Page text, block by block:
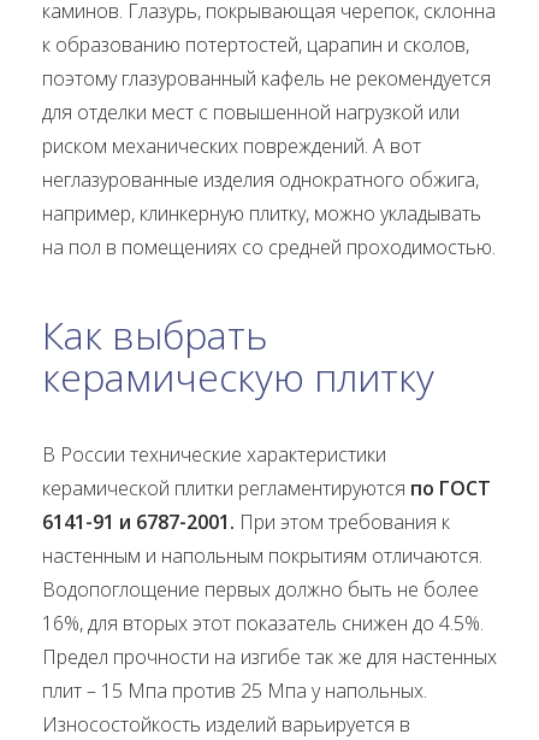
каминов. Глазурь, покрывающая черепок, склонна
к образованию потертостей, царапин и сколов,
поэтому глазурованный кафель не рекомендуется
для отделки мест с повышенной нагрузкой или
риском механических повреждений. А вот
неглазурованные изделия однократного обжига,
например, клинкерную плитку, можно укладывать
на пол в помещениях со средней проходимостью.
Как выбрать
керамическую плитку
В России технические характеристики
керамической плитки регламентируются по ГОСТ
6141-91 и 6787-2001. При этом требования к
настенным и напольным покрытиям отличаются.
Водопоглощение первых должно быть не более
16%, для вторых этот показатель снижен до 4.5%.
Предел прочности на изгибе так же для настенных
плит – 15 Мпа против 25 Мпа у напольных.
Износостойкость изделий варьируется в